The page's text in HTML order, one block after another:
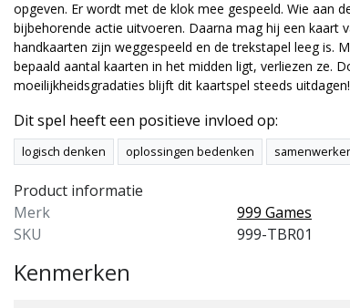
opgeven. Er wordt met de klok mee gespeeld. Wie aan
bijbehorende actie uitvoeren. Daarna mag hij een kaart
handkaarten zijn weggespeeld en de trekstapel leeg is.
bepaald aantal kaarten in het midden ligt, verliezen ze.
moeilijkheidsgradaties blijft dit kaartspel steeds uitdagen!
Dit spel heeft een positieve invloed op:
logisch denken oplossingen bedenken
Product informatie
Merk
999 Games
SKU
999-TBR01
Kenmerken
Goblin Games
coöperatieve spel werk je
999 Games
Silencio